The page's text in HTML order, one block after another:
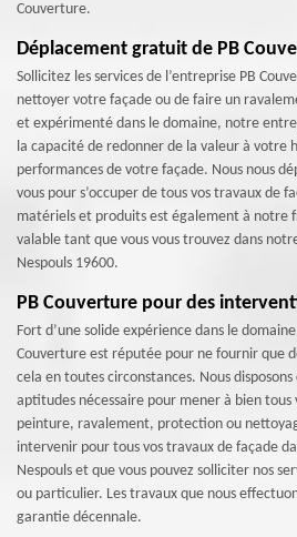
Couverture.
Déplacement gratuit de PB
Sollicitez les services de l’entreprise PB
nettoyer votre façade ou de faire un
et expérimenté dans le domaine, notre
la capacité de redonner de la valeur à votre
performances de votre façade. Nous nous
vous pour s’occuper de tous vos travaux de
matériels et produits est également à notre
valable tant que vous vous trouvez dans
Nespouls 19600.
PB Couverture pour des
Fort d’une solide expérience dans le
Couverture est réputée pour ne fournir que
cela en toutes circonstances. Nous
aptitudes nécessaire pour mener à bien tous
peinture, ravalement, protection ou
intervenir pour tous vos travaux de façade
Nespouls et que vous pouvez solliciter nos
ou particulier. Les travaux que nous
garantie décennale.